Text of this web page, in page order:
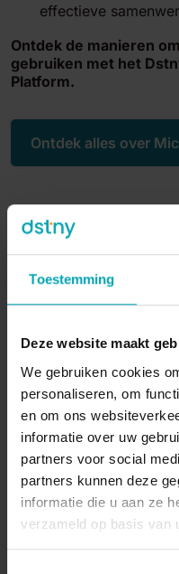
Toestemming
Deze website maakt
We gebruiken cookies
personaliseren, om
en om ons
informatie over uw
partners voor social
partners kunnen deze
informatie die u aan ze
verzameld op basis van
effectieve
Ontdek de manieren
gebruiken met het
Platform.
Ontdek alles over